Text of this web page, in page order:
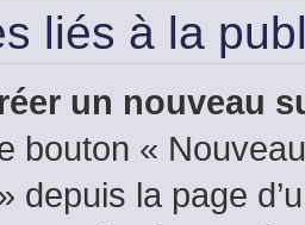
liés à la
un nouveau
bouton «
depuis la page